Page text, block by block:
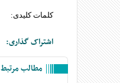
کلمات کلیدی:
اشتراک گذاری:
مطالب مرتبط